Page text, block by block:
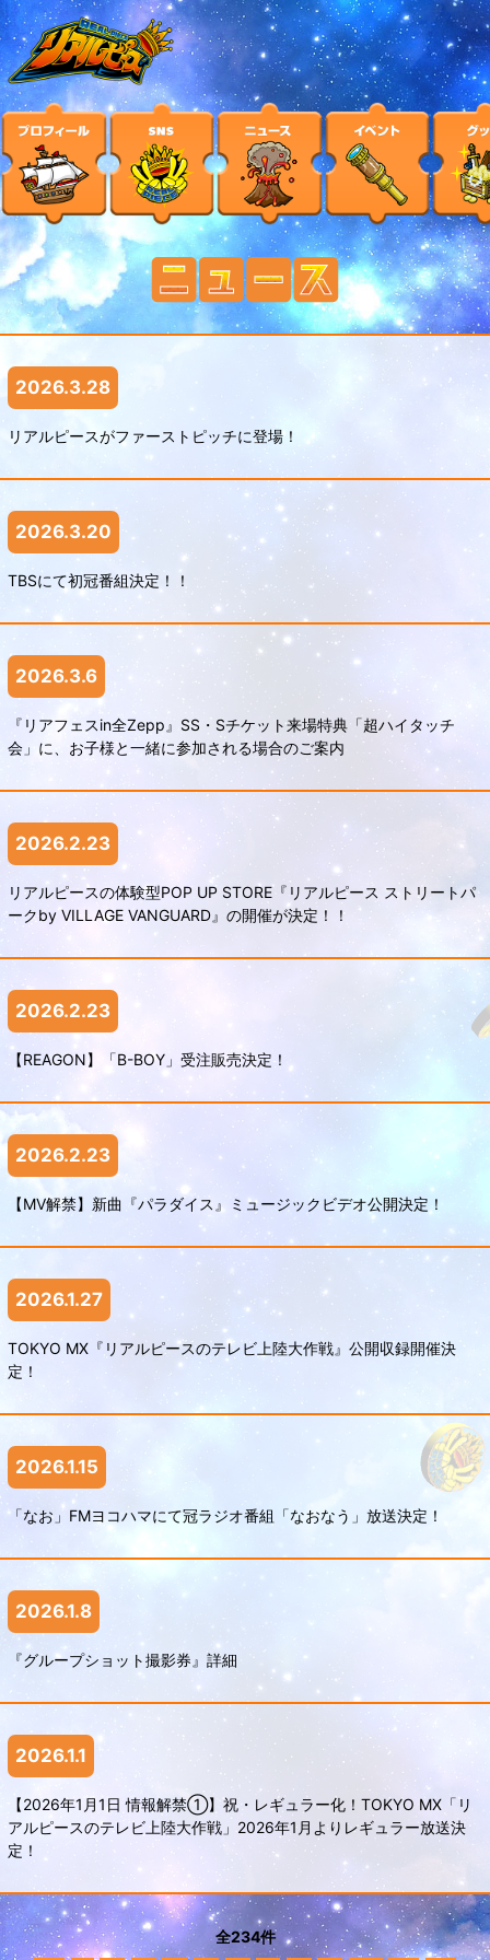
2026.3.28
リアルピースがファーストピッチに登場！
2026.3.20
TBSにて初冠番組決定！！
2026.3.6
『リアフェスin全Zepp』SS・Sチケット来場特典「超ハイタッチ
会」に、お子様と一緒に参加される場合のご案内
2026.2.23
リアルピースの体験型POP UP STORE『リアルピース ストリートパ
ークby VILLAGE VANGUARD』の開催が決定！！
2026.2.23
【REAGON】「B-BOY」受注販売決定！
2026.2.23
【MV解禁】新曲『パラダイス』ミュージックビデオ公開決定！
2026.1.27
TOKYO MX『リアルピースのテレビ上陸大作戦』公開収録開催決
定！
2026.1.15
「なお」FMヨコハマにて冠ラジオ番組「なおなう」放送決定！
2026.1.8
『グループショット撮影券』詳細
2026.1.1
【2026年1月1日 情報解禁①】祝・レギュラー化！TOKYO MX「リ
アルピースのテレビ上陸大作戦」2026年1月よりレギュラー放送決
定！
全234件